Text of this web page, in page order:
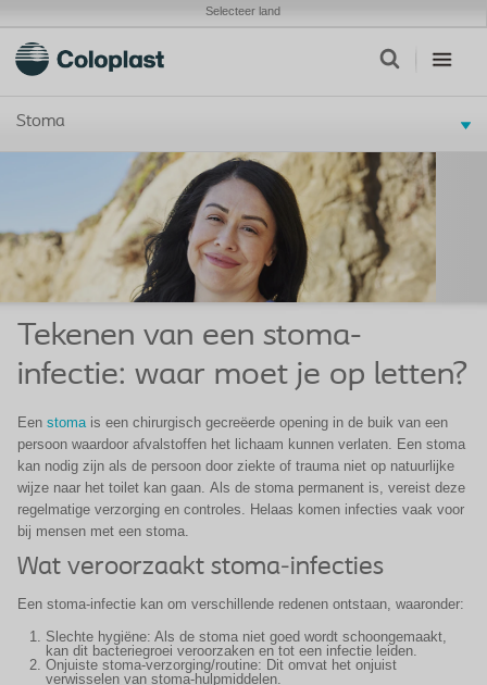
Selecteer land
Stoma
Tekenen van een stoma-
infectie: waar moet je op letten?
Een stomais een chirurgisch gecreëerde opening in de buik van een
persoon waardoor afvalstoffen het lichaam kunnen verlaten. Een stoma
kan nodig zijn als de persoon door ziekte of trauma niet op natuurlijke
wijze naar het toilet kan gaan. Als de stoma permanent is, vereist deze
regelmatige verzorging en controles. Helaas komen infecties vaak voor
bij mensen met een stoma.
Wat veroorzaakt stoma-infecties
Een stoma-infectie kan om verschillende redenen ontstaan, waaronder:
Slechte hygiëne: Als de stoma niet goed wordt schoongemaakt,
kan dit bacteriegroei veroorzaken en tot een infectie leiden.
Onjuiste stoma-verzorging/routine: Dit omvat het onjuist
verwisselen van stoma-hulpmiddelen.